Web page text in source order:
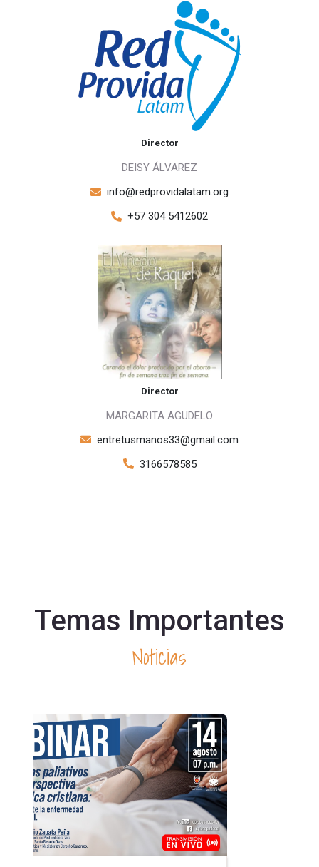
Director
DEISY ÁLVAREZ
info@redprovidalatam.org
+57 304 5412602
Director
MARGARITA AGUDELO
entretusmanos33@gmail.com
3166578585
Temas Importantes
Noticias